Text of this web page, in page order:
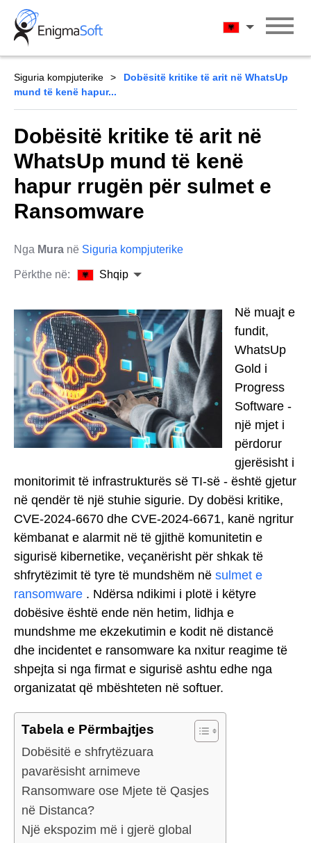
Skip
content
Shqip
Siguria kompjuterike
Dobësitë kritike të arit në WhatsUp
mund të kenë hapur...
Dobësitë kritike të arit në
WhatsUp mund të kenë
hapur rrugën për sulmet e
Ransomware
Nga Mura në Siguria kompjuterike
Përkthe në: Shqip
Në muajt e
fundit,
WhatsUp
Gold i
Progress
Software -
një mjet i
përdorur
gjerësisht i
monitorimit të infrastrukturës së TI-së - është gjetur
në qendër të një stuhie sigurie. Dy dobësi kritike,
CVE-2024-6670 dhe CVE-2024-6671, kanë ngritur
këmbanat e alarmit në të gjithë komunitetin e
sigurisë kibernetike, veçanërisht për shkak të
shfrytëzimit të tyre të mundshëm në sulmet e
ransomware . Ndërsa ndikimi i plotë i këtyre
dobësive është ende nën hetim, lidhja e
mundshme me ekzekutimin e kodit në distancë
dhe incidentet e ransomware ka nxitur reagime të
shpejta si nga firmat e sigurisë ashtu edhe nga
organizatat që mbështeten në softuer.
Tabela e Përmbajtjes
Dobësitë e shfrytëzuara
pavarësisht arnimeve
Ransomware ose Mjete të Qasjes
në Distanca?
Një ekspozim më i gjerë global